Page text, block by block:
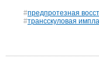
#предпротезная
#трансскуловая